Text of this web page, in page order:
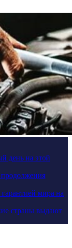
день на этой
гарантией мира на
страны выдают